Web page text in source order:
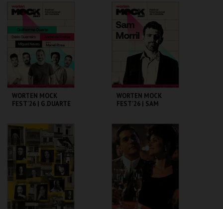
CINEMA SÃO JORGE .
MAIS INFO
CAPITÓLIO.
MAIS INFO
COMPRAR
WORTEN MOCK
FEST'26 | G.DUARTE
M.ROSA
CINEMA SÃO JORGE .
MAIS INFO
COMPRAR
WORTEN MOCK
FEST'26 | SAM
CINEMA SÃO JORGE .
MAIS INFO
COMPRAR